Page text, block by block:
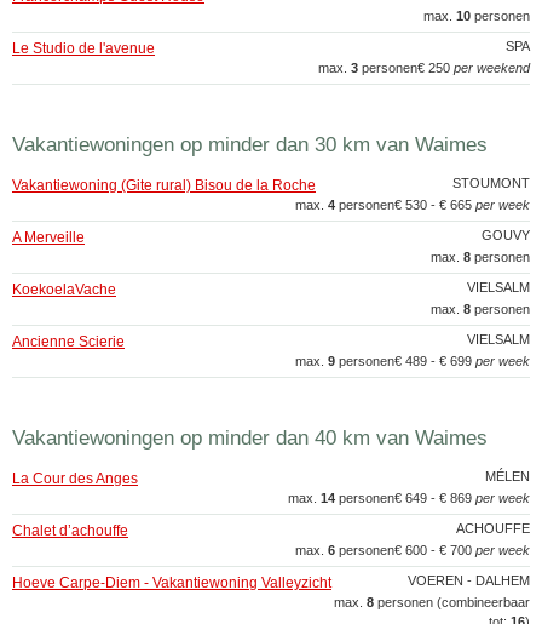
max. 10 personen
SPA
Le Studio de l'avenue
€ 250 per weekend
max. 3 personen
Vakantiewoningen op minder dan 30 km van Waimes
STOUMONT
Vakantiewoning (Gite rural) Bisou de la Roche
€ 530 - € 665 per week
max. 4 personen
GOUVY
A Merveille
max. 8 personen
VIELSALM
KoekoelaVache
max. 8 personen
VIELSALM
Ancienne Scierie
€ 489 - € 699 per week
max. 9 personen
Vakantiewoningen op minder dan 40 km van Waimes
MÉLEN
La Cour des Anges
€ 649 - € 869 per week
max. 14 personen
ACHOUFFE
Chalet d’achouffe
€ 600 - € 700 per week
max. 6 personen
VOEREN - DALHEM
Hoeve Carpe-Diem - Vakantiewoning Valleyzicht
max. 8 personen (combineerbaar